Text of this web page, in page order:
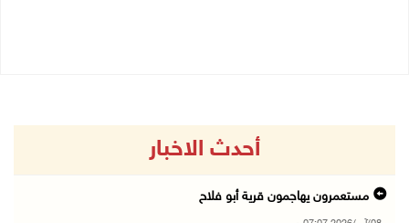
أحدث الاخبار
مستعمرون يهاجمون قرية أبو فلاح